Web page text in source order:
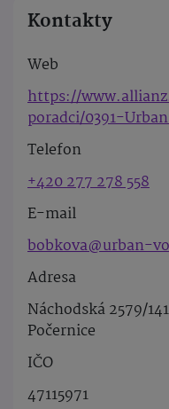
Kontakty
Web
https://
poradci/0391-
Telefon
+420 277 278 558
E-mail
bobkova@urban-
Adresa
Náchodská 2579/
Počernice
IČO
47115971